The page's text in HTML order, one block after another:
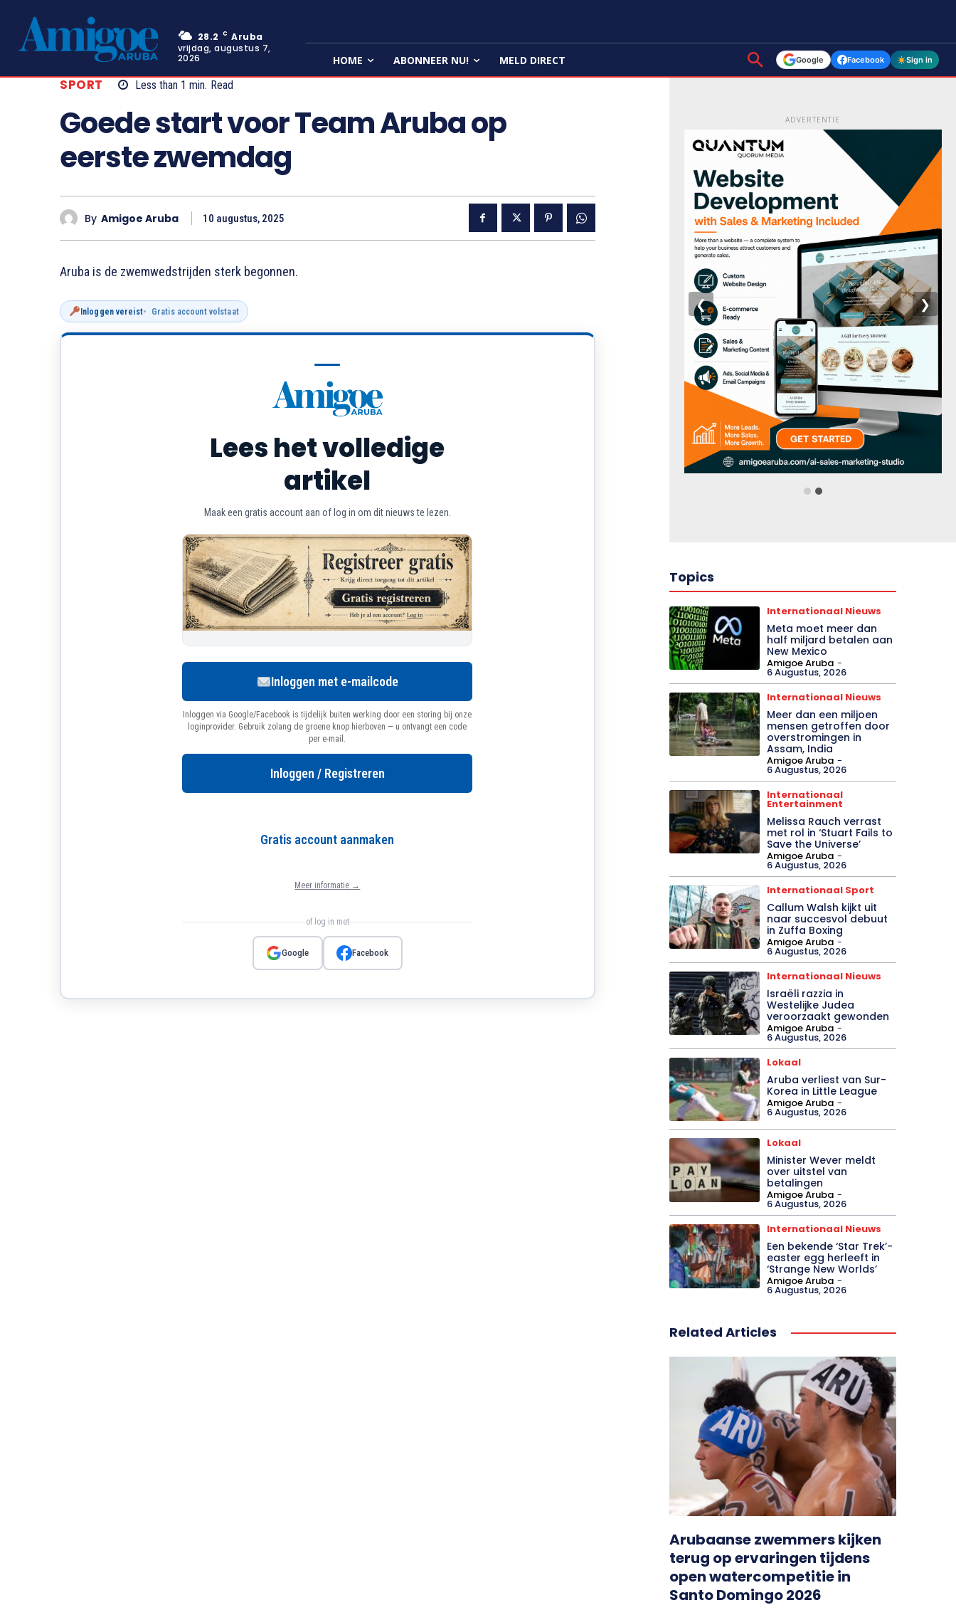
28.2 C Aruba
vrijdag, augustus 7,
2026
HOME ABONNEER NU! MELD DIRECT Google Facebook Sign in
SPORT Less than 1 min. Read
Goede start voor Team Aruba op
eerste zwemdag
By Amigoe Aruba 10 augustus, 2025
Aruba is de zwemwedstrijden sterk begonnen.
Inloggen vereist Gratis account volstaat
Lees het volledige
artikel
Maak een gratis account aan of log in om dit nieuws te lezen.
Inloggen met e-mailcode
Inloggen via Google/Facebook is tijdelijk buiten werking door een storing bij onze
loginprovider. Gebruik zolang de groene knop hierboven — u ontvangt een code
per e-mail.
Inloggen / Registreren
Gratis account aanmaken
Meer informatie →
of log in met
Google Facebook
ADVERTENTIE
❮ ❯
Topics
Internationaal Nieuws
Meta moet meer dan
half miljard betalen aan
New Mexico
Amigoe Aruba -
6 Augustus, 2026
Internationaal Nieuws
Meer dan een miljoen
mensen getroffen door
overstromingen in
Assam, India
Amigoe Aruba -
6 Augustus, 2026
Internationaal
Entertainment
Melissa Rauch verrast
met rol in ‘Stuart Fails to
Save the Universe’
Amigoe Aruba -
6 Augustus, 2026
Internationaal Sport
Callum Walsh kijkt uit
naar succesvol debuut
in Zuffa Boxing
Amigoe Aruba -
6 Augustus, 2026
Internationaal Nieuws
Israëli razzia in
Westelijke Judea
veroorzaakt gewonden
Amigoe Aruba -
6 Augustus, 2026
Lokaal
Aruba verliest van Sur-
Korea in Little League
Amigoe Aruba -
6 Augustus, 2026
Lokaal
Minister Wever meldt
over uitstel van
betalingen
Amigoe Aruba -
6 Augustus, 2026
Internationaal Nieuws
Een bekende ‘Star Trek’-
easter egg herleeft in
‘Strange New Worlds’
Amigoe Aruba -
6 Augustus, 2026
Related Articles
Arubaanse zwemmers kijken
terug op ervaringen tijdens
open watercompetitie in
Santo Domingo 2026